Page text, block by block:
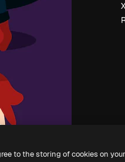
聚會活動
出售內容
新聞室
X
to the storing of cookies on